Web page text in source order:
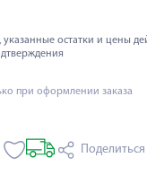
остатки и цены
при оформлении заказа
Поделиться